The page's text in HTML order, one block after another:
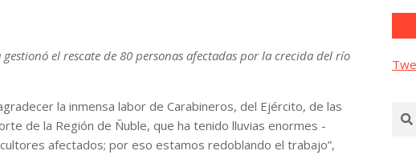
el rescate de 80 personas afectadas por la crecida del río
la inmensa labor de Carabineros, del Ejército, de las
de la Región de Ñuble, que ha tenido lluvias enormes -
afectados; por eso estamos redoblando el trabajo”,